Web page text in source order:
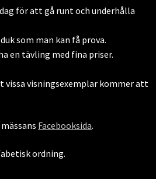
för att gå runt och underhålla
som man kan få prova.
en tävling med fina priser.
vissa visningsexemplar kommer att
Facebooksida.
ordning.